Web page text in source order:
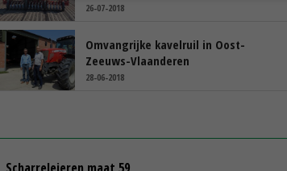
26-07-2018
Omvangrijke kavelruil in Oost-
Zeeuws-Vlaanderen
28-06-2018